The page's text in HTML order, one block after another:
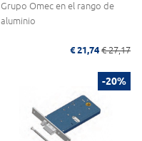
Grupo Omec en el rango de
aluminio
€ 21,74 € 27,17
-20%